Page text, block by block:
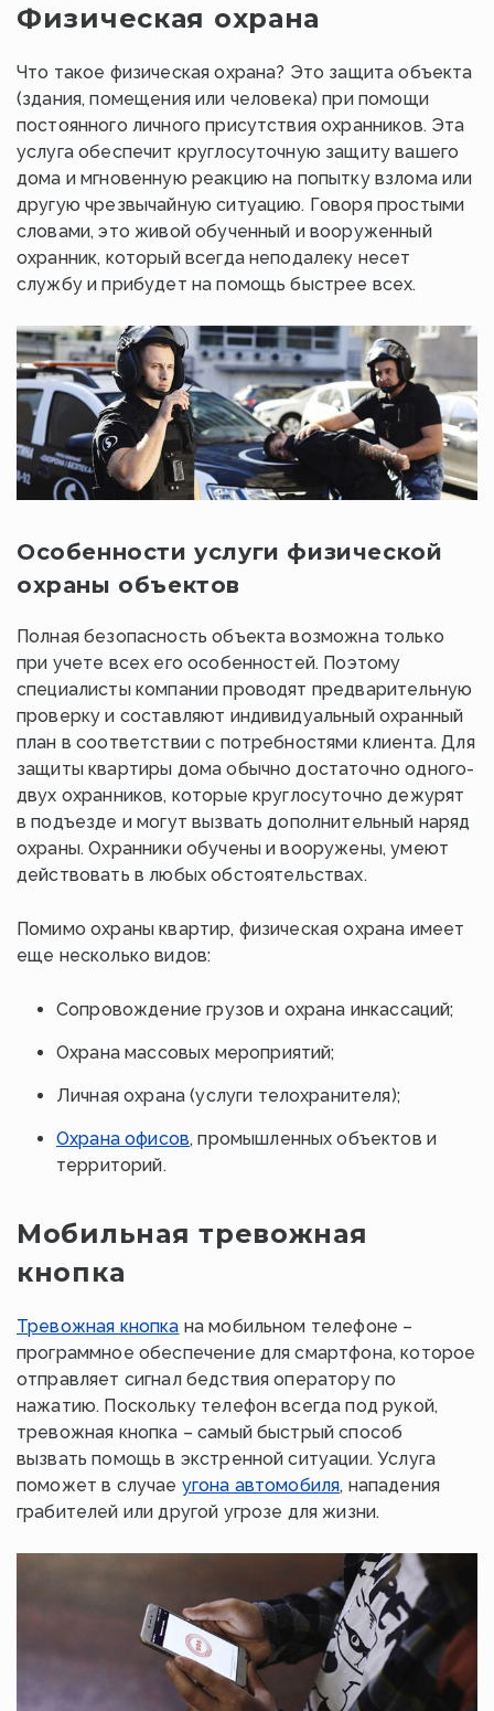
Физическая охрана
Что такое физическая охрана? Это защита объекта
(здания, помещения или человека) при помощи
постоянного личного присутствия охранников. Эта
услуга обеспечит круглосуточную защиту вашего
дома и мгновенную реакцию на попытку взлома или
другую чрезвычайную ситуацию. Говоря простыми
словами, это живой обученный и вооруженный
охранник, который всегда неподалеку несет
службу и прибудет на помощь быстрее всех.
Особенности услуги физической
охраны объектов
Полная безопасность объекта возможна только
при учете всех его особенностей. Поэтому
специалисты компании проводят предварительную
проверку и составляют индивидуальный охранный
план в соответствии с потребностями клиента. Для
защиты квартиры дома обычно достаточно одного-
двух охранников, которые круглосуточно дежурят
в подъезде и могут вызвать дополнительный наряд
охраны. Охранники обучены и вооружены, умеют
действовать в любых обстоятельствах.
Помимо охраны квартир, физическая охрана имеет
еще несколько видов:
Сопровождение грузов и охрана инкассаций;
Охрана массовых мероприятий;
Личная охрана (услуги телохранителя);
Охрана офисов, промышленных объектов и
территорий.
Мобильная тревожная
кнопка
Тревожная кнопка на мобильном телефоне –
программное обеспечение для смартфона, которое
отправляет сигнал бедствия оператору по
нажатию. Поскольку телефон всегда под рукой,
тревожная кнопка – самый быстрый способ
вызвать помощь в экстренной ситуации. Услуга
поможет в случае угона автомобиля, нападения
грабителей или другой угрозе для жизни.